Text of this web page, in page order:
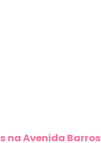
na Avenida Barros